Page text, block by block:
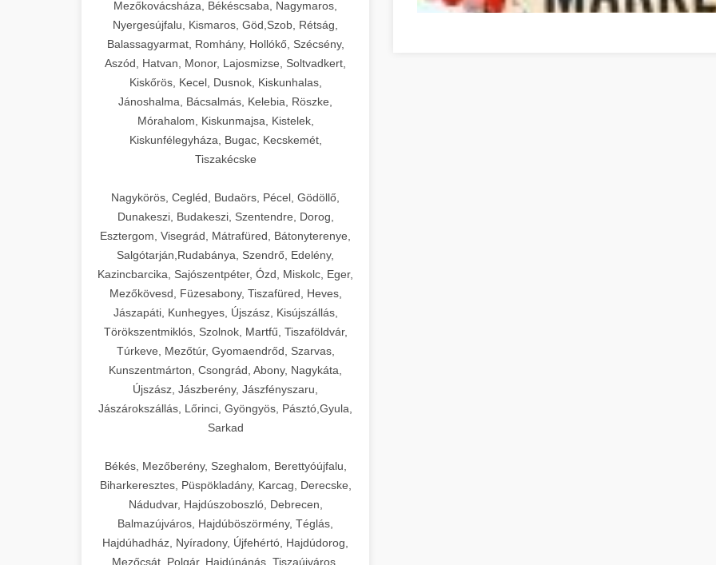
Mezőkovácsháza, Békéscsaba, Nagymaros,
Nyergesújfalu, Kismaros, Göd,Szob, Rétság,
Balassagyarmat, Romhány, Hollókő, Szécsény,
Aszód, Hatvan, Monor, Lajosmizse, Soltvadkert,
Kiskőrös, Kecel, Dusnok, Kiskunhalas,
Jánoshalma, Bácsalmás, Kelebia, Röszke,
Mórahalom, Kiskunmajsa, Kistelek,
Kiskunfélegyháza, Bugac, Kecskemét,
Tiszakécske
Nagykörös, Cegléd, Budaörs, Pécel, Gödöllő,
Dunakeszi, Budakeszi, Szentendre, Dorog,
Esztergom, Visegrád, Mátrafüred, Bátonyterenye,
Salgótarján,Rudabánya, Szendrő, Edelény,
Kazincbarcika, Sajószentpéter, Ózd, Miskolc, Eger,
Mezőkövesd, Füzesabony, Tiszafüred, Heves,
Jászapáti, Kunhegyes, Újszász, Kisújszállás,
Törökszentmiklós, Szolnok, Martfű, Tiszaföldvár,
Túrkeve, Mezőtúr, Gyomaendrőd, Szarvas,
Kunszentmárton, Csongrád, Abony, Nagykáta,
Újszász, Jászberény, Jászfényszaru,
Jászárokszállás, Lőrinci, Gyöngyös, Pásztó,Gyula,
Sarkad
Békés, Mezőberény, Szeghalom, Berettyóújfalu,
Biharkeresztes, Püspökladány, Karcag, Derecske,
Nádudvar, Hajdúszoboszló, Debrecen,
Balmazújváros, Hajdúböszörmény, Téglás,
Hajdúhadház, Nyíradony, Újfehértó, Hajdúdorog,
Mezőcsát, Polgár, Hajdúnánás, Tiszaújváros,